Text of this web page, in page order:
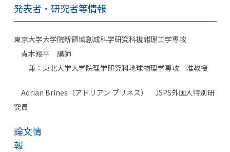
発表者・研究者等情報
東京大学大学院新領域創成科学研究科複雑理工学専攻
青木翔平 講師
兼：東北大学大学院理学研究科地球物理学専攻 准教授
Adrian Brines （アドリアン ブリネス） JSPS外国人特別研
究員
論文情
報